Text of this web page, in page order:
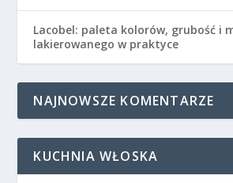
Lacobel: paleta kolorów, grubość i
lakierowanego w praktyce
NAJNOWSZE KOMENTARZE
KUCHNIA WŁOSKA